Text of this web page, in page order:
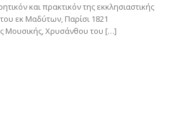
και πρακτικόν της εκκλησιαστικής
εκ Μαδύτων, Παρίσι 1821
Μουσικής, Χρυσάνθου του […]